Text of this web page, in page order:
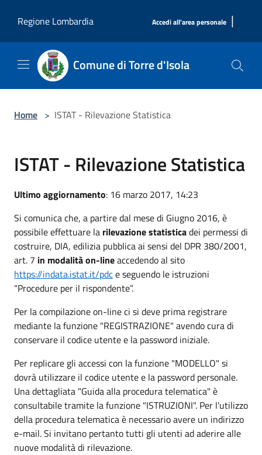
Regione Lombardia
Accedi all'area personale |
Comune di Torre d'Isola
Home > ISTAT - Rilevazione Statistica
ISTAT - Rilevazione Statistica
Ultimo aggiornamento: 16 marzo 2017, 14:23
Si comunica che, a partire dal mese di Giugno 2016, è
possibile effettuare la rilevazione statisticadei permessi di
costruire, DIA, edilizia pubblica ai sensi del DPR 380/2001,
art. 7 in modalità on-lineaccedendo al sito
https://indata.istat.it/pdce seguendo le istruzioni
“Procedure per il rispondente”.
Per la compilazione on-line ci si deve prima registrare
mediante la funzione "REGISTRAZIONE" avendo cura di
conservare il codice utente e la password iniziale.
Per replicare gli accessi con la funzione "MODELLO" si
dovrà utilizzare il codice utente e la password personale.
Una dettagliata "Guida alla procedura telematica" è
consultabile tramite la funzione "ISTRUZIONI". Per l'utilizzo
della procedura telematica è necessario avere un indirizzo
e-mail. Si invitano pertanto tutti gli utenti ad aderire alle
nuove modalità di rilevazione.